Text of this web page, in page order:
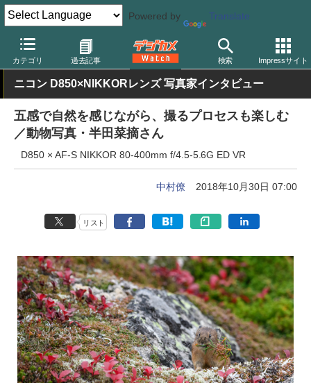
Powered by Translate
カテゴリ 過去記事 検索 Impressサイト
デジカメ Watch カメラ 一眼レフカメラ ニコン
ニコン D850×NIKKORレンズ 写真家インタビュー
五感で自然を感じながら、撮るプロセスも楽しむ
／動物写真・半田菜摘さん
D850 × AF-S NIKKOR 80-400mm f/4.5-5.6G ED VR
中村僚 2018年10月30日 07:00
リスト